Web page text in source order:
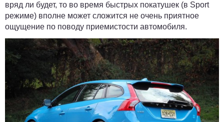
вряд ли будет, то во время быстрых покатушек (в Sport
режиме) вполне может сложится не очень приятное
ощущение по поводу приемистости автомобиля.